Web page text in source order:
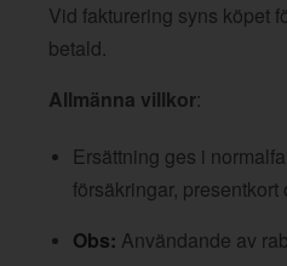
Vid fakturering syns köpet
betald.
Allmänna villkor:
Ersättning ges i
försäkringar, presentkort
Obs: Användande av